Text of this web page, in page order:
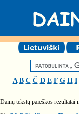
A B C Č D E F G H I
Dainų tekstų paieškos rezultatai